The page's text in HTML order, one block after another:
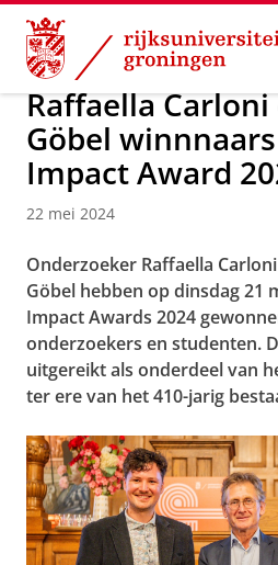
Skip
Content
Skip
Navigation
Over ons Actueel Nieuws
Raffaella Carloni
Göbel
Impact Award
22 mei 2024
Onderzoeker Raffaella
Göbel hebben op dinsdag 21
Impact Awards 2024
onderzoekers en studenten.
uitgereikt als onderdeel van
ter ere van het 410-jarig